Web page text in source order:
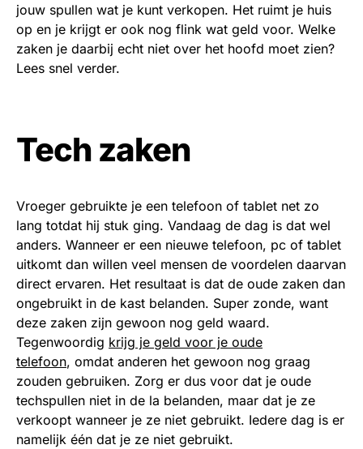
jouw spullen wat je kunt verkopen. Het ruimt je huis
op en je krijgt er ook nog flink wat geld voor. Welke
zaken je daarbij echt niet over het hoofd moet zien?
Lees snel verder.
Tech zaken
Vroeger gebruikte je een telefoon of tablet net zo
lang totdat hij stuk ging. Vandaag de dag is dat wel
anders. Wanneer er een nieuwe telefoon, pc of tablet
uitkomt dan willen veel mensen de voordelen daarvan
direct ervaren. Het resultaat is dat de oude zaken dan
ongebruikt in de kast belanden. Super zonde, want
deze zaken zijn gewoon nog geld waard.
Tegenwoordig krijg je geld voor je oude
telefoon, omdat anderen het gewoon nog graag
zouden gebruiken. Zorg er dus voor dat je oude
techspullen niet in de la belanden, maar dat je ze
verkoopt wanneer je ze niet gebruikt. Iedere dag is er
namelijk één dat je ze niet gebruikt.